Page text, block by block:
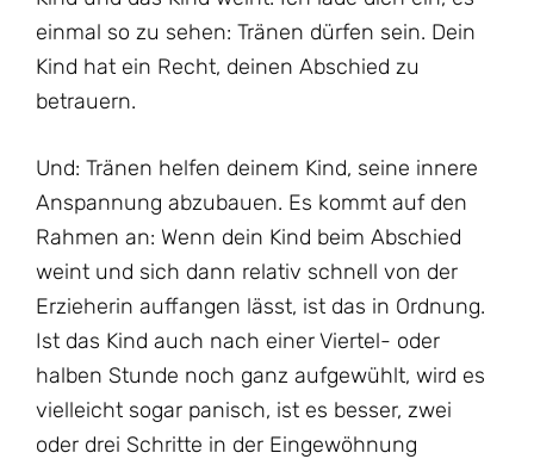
einmal so zu sehen: Tränen dürfen sein. Dein
Kind hat ein Recht, deinen Abschied zu
betrauern.
Und: Tränen helfen deinem Kind, seine innere
Anspannung abzubauen. Es kommt auf den
Rahmen an: Wenn dein Kind beim Abschied
weint und sich dann relativ schnell von der
Erzieherin auffangen lässt, ist das in Ordnung.
Ist das Kind auch nach einer Viertel- oder
halben Stunde noch ganz aufgewühlt, wird es
vielleicht sogar panisch, ist es besser, zwei
oder drei Schritte in der Eingewöhnung